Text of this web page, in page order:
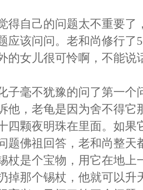
自己的问题太不重要了
应该问问。老和尚修行了
的女儿很可怜啊，不能
毫不犹豫的问了第一个
，老龟是因为舍不得它
四颗夜明珠在里面。如
佛祖回答，老和尚整天
杖是个宝物，用它在地
掉那个锡杖，他就可以升